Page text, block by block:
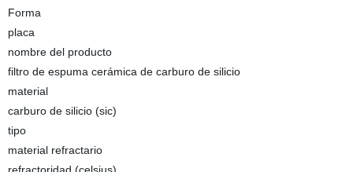
Forma
placa
nombre del producto
filtro de espuma cerámica de carburo de silicio
material
carburo de silicio (sic)
tipo
material refractario